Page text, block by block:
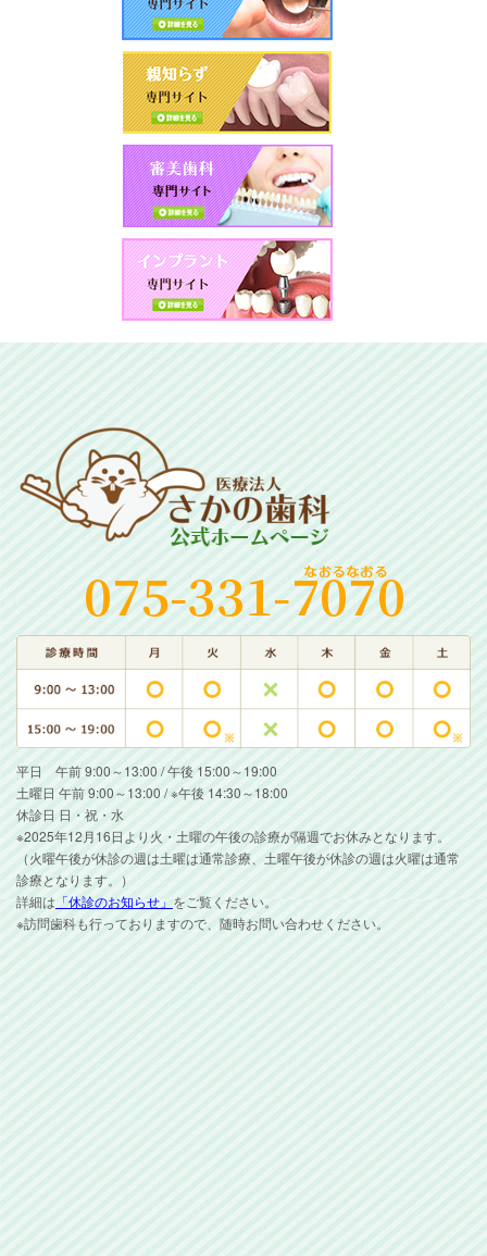
平日 午前 9:00～13:00 / 午後 15:00～19:00
土曜日 午前 9:00～13:00 / ※午後 14:30～18:00
休診日 日・祝・水
※2025年12月16日より火・土曜の午後の診療が隔週でお休みとなります。
（火曜午後が休診の週は土曜は通常診療、土曜午後が休診の週は火曜は通常
診療となります。）
詳細は 「休診のお知らせ」 をご覧ください。
※訪問歯科も行っておりますので、随時お問い合わせください。